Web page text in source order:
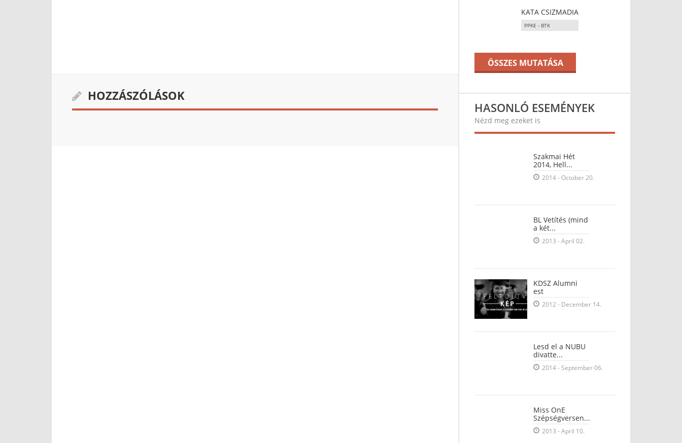
HOZZÁSZÓLÁSOK
KATA CSIZMADIA
PPKE - BTK
ÖSSZES MUTATÁSA
HASONLÓ ESEMÉNYEK
Nézd meg ezeket is
Szakmai Hét
2014, Hell...
2014 - October 20.
BL Vetítés (mind
a két...
2013 - April 02.
KDSZ Alumni
est
2012 - December 14.
Lesd el a NUBU
divatte...
2014 - September 06.
Miss OnE
Szépségversen...
2013 - April 10.